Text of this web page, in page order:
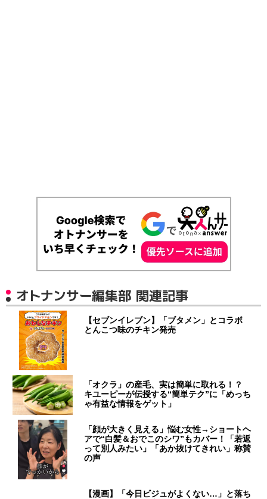
オトナンサー編集部 関連記事
【セブンイレブン】「ブタメン」とコラボ
とんこつ味のチキン発売
「オクラ」の産毛、実は簡単に取れる！？
キユーピーが伝授する“簡単テク”に「めっち
ゃ有益な情報をゲット」
「顔が大きく見える」悩む女性→ショートヘ
アで“白髪＆おでこのシワ”もカバー！「若返
って別人みたい」「あか抜けてきれい」称賛
の声
【漫画】「今日ビジュがよくない…」と落ち